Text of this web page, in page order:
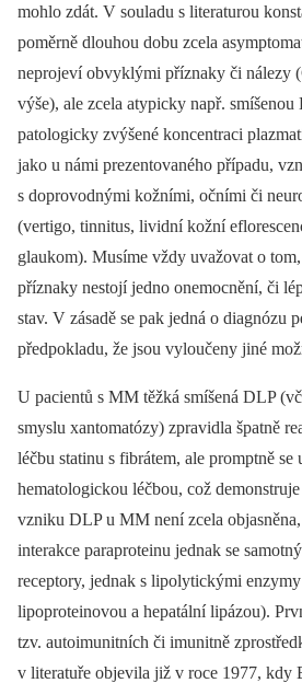
mohlo zdát. V souladu s literaturou
poměrně dlouhou dobu zcela
neprojeví obvyklými příznaky či nálezy
výše), ale zcela atypicky např. smíšenou
patologicky zvýšené koncentraci
jako u námi prezentovaného případu,
s doprovodnými kožními, očními či
(vertigo, tinnitus, lividní kožní
glaukom). Musíme vždy uvažovat o
příznaky nestojí jedno onemocnění, či
stav. V zásadě se pak jedná o diagnózu
předpokladu, že jsou vyloučeny jiné
U pacientů s MM těžká smíšená DLP
smyslu xantomatózy) zpravidla špatně
léčbu statinu s fibrátem, ale promptně se
hematologickou léčbou, což
vzniku DLP u MM není zcela
interakce paraproteinu jednak se
receptory, jednak s lipolytickými enzymy
lipoproteinovou a hepatální lipázou).
tzv. autoimunitních či imunitně
v literatuře objevila již v roce 1977, kdy